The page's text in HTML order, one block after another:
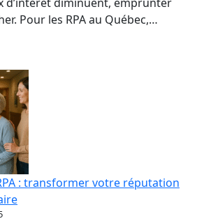
Pour les RPA au Québec,…
: transformer votre réputation